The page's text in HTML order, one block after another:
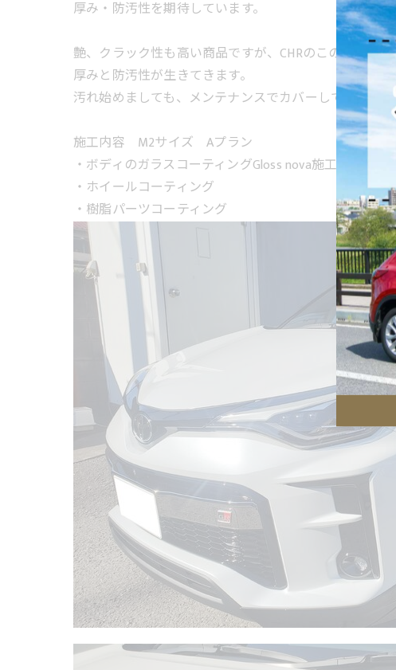
厚み・防汚性を期待しています。
艶、クラック性も高い商品ですが、CHRのこのエアロ
厚みと防汚性が生きてきます。
汚れ始めましても、メンテナンスでカバーしていけま
施工内容 M2サイズ Aプラン
・ボディのガラスコーティングGloss nova施工
・ホイールコーティング
・樹脂パーツコーティング